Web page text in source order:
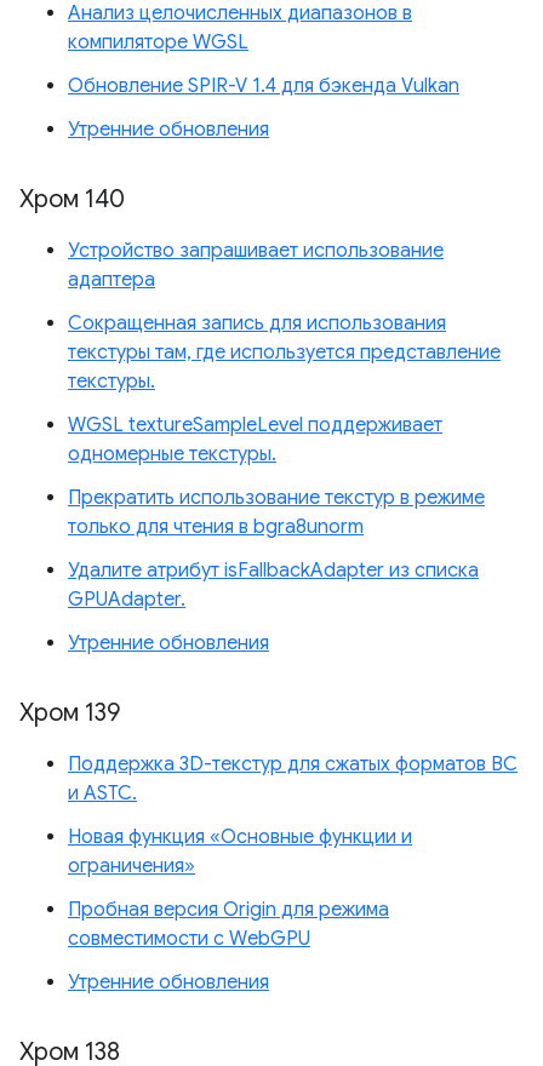
Анализ целочисленных диапазонов в
компиляторе WGSL
Обновление SPIR-V 1.4 для бэкенда Vulkan
Утренние обновления
Хром 140
Устройство запрашивает использование
адаптера
Сокращенная запись для использования
текстуры там, где используется представление
текстуры.
WGSL textureSampleLevel поддерживает
одномерные текстуры.
Прекратить использование текстур в режиме
только для чтения в bgra8unorm
Удалите атрибут isFallbackAdapter из списка
GPUAdapter.
Утренние обновления
Хром 139
Поддержка 3D-текстур для сжатых форматов BC
и ASTC.
Новая функция «Основные функции и
ограничения»
Пробная версия Origin для режима
совместимости с WebGPU
Утренние обновления
Хром 138